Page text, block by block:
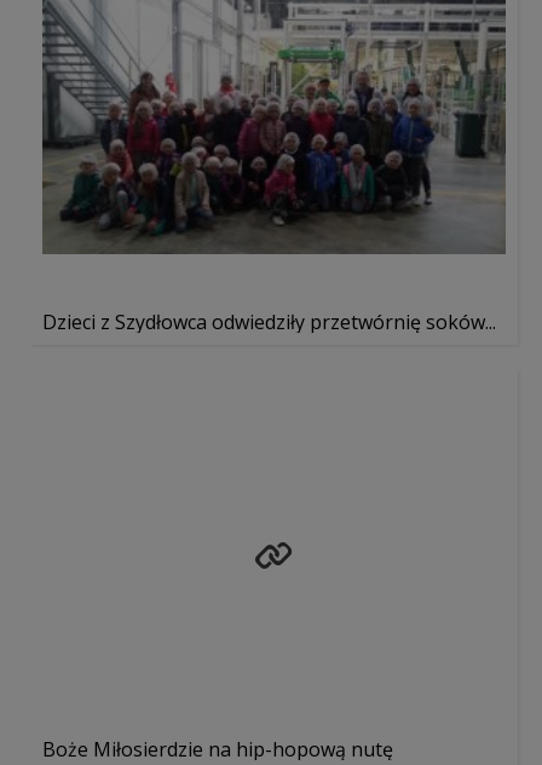
Dzieci z Szydłowca odwiedziły przetwórnię soków...
Boże Miłosierdzie na hip-hopową nutę